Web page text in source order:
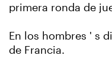
primera ronda de
En los hombres ' s
de Francia.